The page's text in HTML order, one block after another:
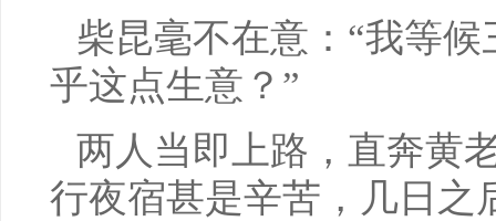
柴昆毫不在意：“我等
乎这点生意？”
两人当即上路，直奔黄
行夜宿甚是辛苦，几日之